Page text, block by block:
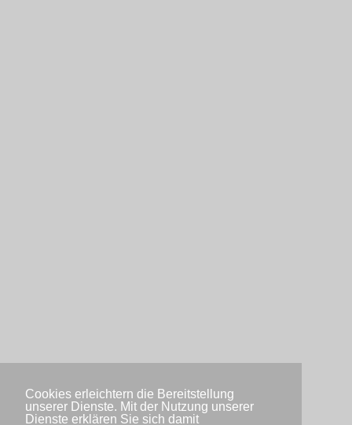
Cookies erleichtern die Bereitstellung
unserer Dienste. Mit der Nutzung unserer
Dienste erklären Sie sich damit